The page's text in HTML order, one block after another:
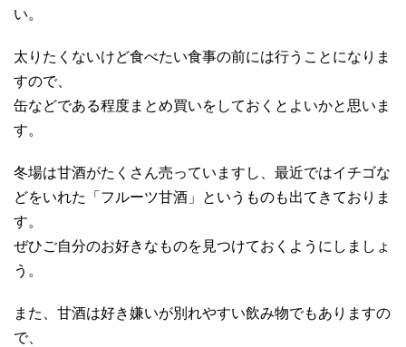
い。
太りたくないけど食べたい食事の前には行うことになりま
すので、
缶などである程度まとめ買いをしておくとよいかと思いま
す。
冬場は甘酒がたくさん売っていますし、最近ではイチゴな
どをいれた「フルーツ甘酒」というものも出てきておりま
す。
ぜひご自分のお好きなものを見つけておくようにしましょ
う。
また、甘酒は好き嫌いが別れやすい飲み物でもありますの
で、